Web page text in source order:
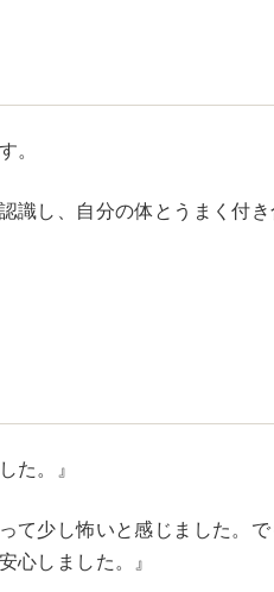
。
識し、自分の体とうまく付き
た。』
て少し怖いと感じました。で
心しました。』